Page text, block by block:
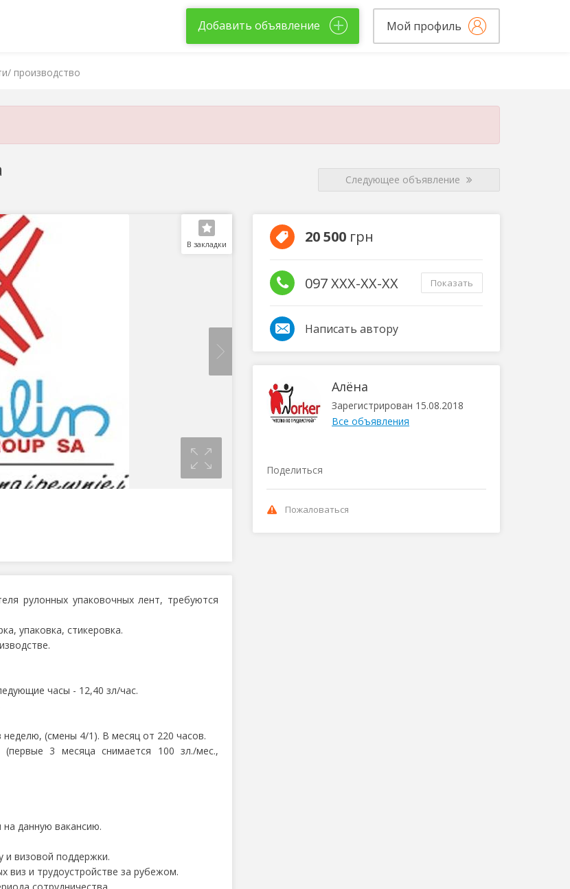
Добавить объявление Мой профиль
производство
Следующее объявление
В закладки
рулонных упаковочных лент, требуются
упаковка, стикеровка.
часы - 12,40 зл/час.
(смены 4/1). В месяц от 220 часов.
(первые 3 месяца снимается 100 зл./мес.,
данную вакансию.
и визовой поддержки.
и трудоустройстве за рубежом.
20 500 грн
097 XXX-XX-XX Показать
Написать автору
Алёна
Зарегистрирован 15.08.2018
Все объявления
Поделиться
Пожаловаться